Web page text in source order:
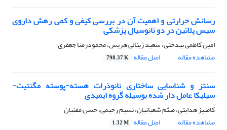
رسانش حرارتی و اهمیت آن در بررسی کیفی و کمی رهش داروی
سیس پلاتین در دو نانوسیال پزشکی
امین کاظمی بیدختی، سعید زینالی هریس، محمودرضا جعفری
مشاهده مقاله
اصل مقاله 798.37 K
سنتز و شناسایی ساختاری نانوذرات هسته-پوسته مگنتیت-
سیلیکا عامل دار شده بوسیله گروه ایمیدی
کامبیز هدایتی، میثم شعبانیان، نسیم رحیمی، حسن مقنیان
مشاهده مقاله
اصل مقاله 1.32 M